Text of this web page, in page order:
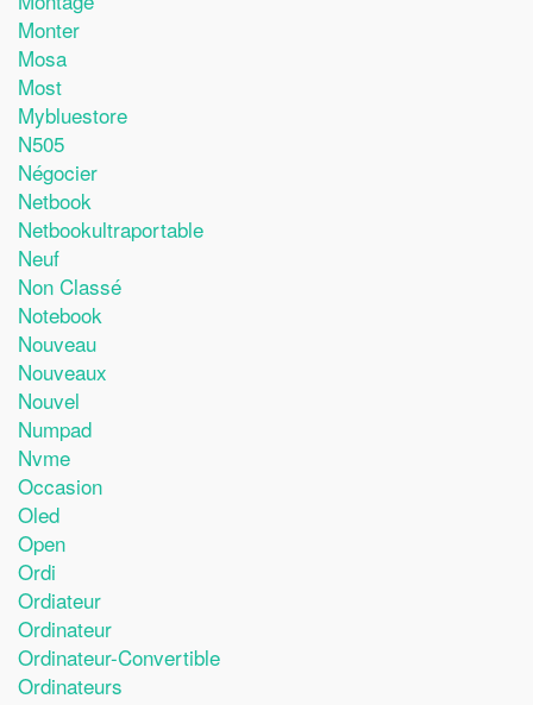
Monter
Mosa
Most
Mybluestore
N505
Négocier
Netbook
Netbookultraportable
Neuf
Non Classé
Notebook
Nouveau
Nouveaux
Nouvel
Numpad
Nvme
Occasion
Oled
Open
Ordi
Ordiateur
Ordinateur
Ordinateur-Convertible
Ordinateurs